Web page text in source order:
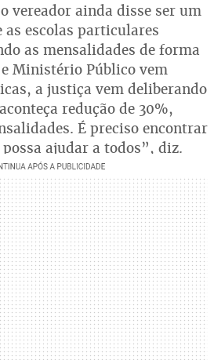
vereador ainda disse ser um
as escolas particulares
as mensalidades de forma
Ministério Público vem
a justiça vem deliberando
redução de 30%,
É preciso encontrar
ajudar a todos”, diz.